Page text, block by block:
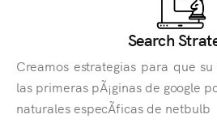
Search
Creamos estrategias para que
las primeras pÃ¡ginas de google
naturales especÃ­ficas de netbulb